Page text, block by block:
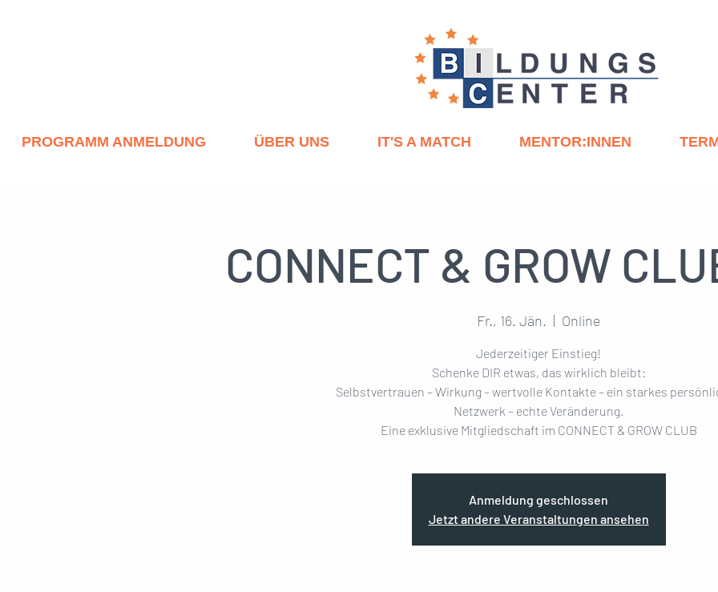
PROGRAMM ANMELDUNG ÜBER UNS IT'S A MATCH MENTOR:INNEN
CONNECT & GROW
Fr., 16. Jän.
  |
Online
Jederzeitiger Einstieg!
Schenke DIR etwas, das wirklich bleibt:
Selbstvertrauen – Wirkung – wertvolle Kontakte – ein starkes
Netzwerk – echte Veränderung.
Eine exklusive Mitgliedschaft im CONNECT & GROW CLUB
Anmeldung geschlossen
Jetzt andere Veranstaltungen ansehen